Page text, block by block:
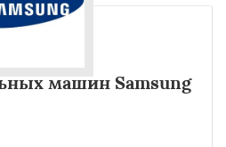
машин Samsung